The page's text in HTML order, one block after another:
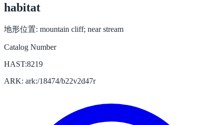
habitat
地形位置: mountain cliff; near stream
Catalog Number
HAST:8219
ARK: ark:/18474/b22v2d47r